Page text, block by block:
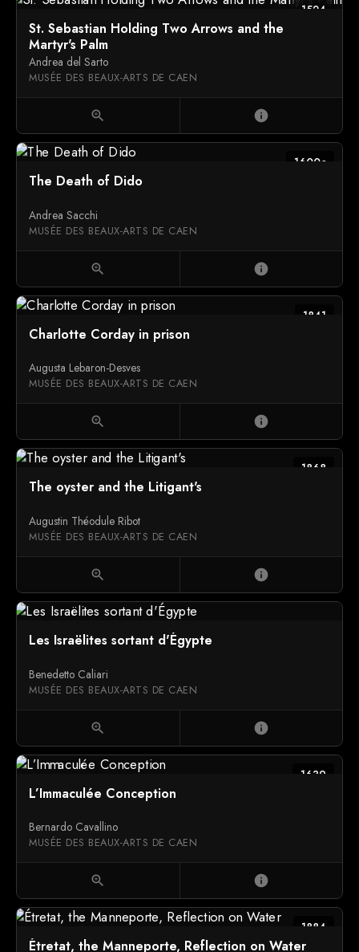
1524
St. Sebastian Holding Two Arrows and the
Martyr's Palm
Andrea del Sarto
MUSÉE DES BEAUX-ARTS DE CAEN
zoom_in info
1600c
The Death of Dido
Andrea Sacchi
MUSÉE DES BEAUX-ARTS DE CAEN
zoom_in info
1841
Charlotte Corday in prison
Augusta Lebaron-Desves
MUSÉE DES BEAUX-ARTS DE CAEN
zoom_in info
1868
The oyster and the Litigant's
Augustin Théodule Ribot
MUSÉE DES BEAUX-ARTS DE CAEN
zoom_in info
Les Israëlites sortant d'Égypte
Benedetto Caliari
MUSÉE DES BEAUX-ARTS DE CAEN
zoom_in info
1639
L’Immaculée Conception
Bernardo Cavallino
MUSÉE DES BEAUX-ARTS DE CAEN
zoom_in info
1884
Étretat, the Manneporte, Reflection on Water